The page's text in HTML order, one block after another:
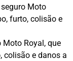
Moto
furto, colisão e
Moto Royal, que
colisão e danos a